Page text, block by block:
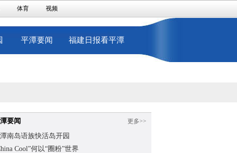
体育 视频
平潭要闻 福建日报看平潭
更多>>
要闻
南岛语族快活岛开园
Cool”何以“圈粉”世界